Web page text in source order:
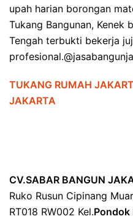
upah harian borongan
Tukang Bangunan, Kenek
Tengah terbukti bekerja
TUKANG RUMAH
JAKARTA
CV.SABAR BANGUN
Ruko Rusun Cipinang
RT018 RW002 Kel.Pondok